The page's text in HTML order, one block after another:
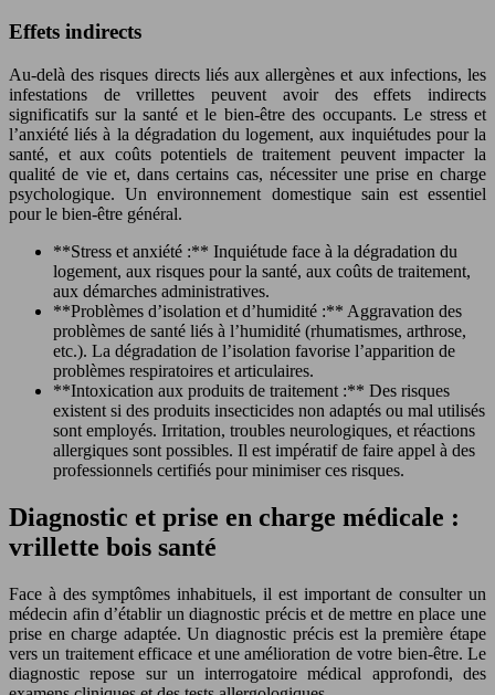
Effets indirects
Au-delà des risques directs liés aux allergènes et aux infections, les
infestations de vrillettes peuvent avoir des effets indirects
significatifs sur la santé et le bien-être des occupants. Le stress et
l’anxiété liés à la dégradation du logement, aux inquiétudes pour la
santé, et aux coûts potentiels de traitement peuvent impacter la
qualité de vie et, dans certains cas, nécessiter une prise en charge
psychologique. Un environnement domestique sain est essentiel
pour le bien-être général.
**Stress et anxiété :** Inquiétude face à la dégradation du
logement, aux risques pour la santé, aux coûts de traitement,
aux démarches administratives.
**Problèmes d’isolation et d’humidité :** Aggravation des
problèmes de santé liés à l’humidité (rhumatismes, arthrose,
etc.). La dégradation de l’isolation favorise l’apparition de
problèmes respiratoires et articulaires.
**Intoxication aux produits de traitement :** Des risques
existent si des produits insecticides non adaptés ou mal utilisés
sont employés. Irritation, troubles neurologiques, et réactions
allergiques sont possibles. Il est impératif de faire appel à des
professionnels certifiés pour minimiser ces risques.
Diagnostic et prise en charge médicale :
vrillette bois santé
Face à des symptômes inhabituels, il est important de consulter un
médecin afin d’établir un diagnostic précis et de mettre en place une
prise en charge adaptée. Un diagnostic précis est la première étape
vers un traitement efficace et une amélioration de votre bien-être. Le
diagnostic repose sur un interrogatoire médical approfondi, des